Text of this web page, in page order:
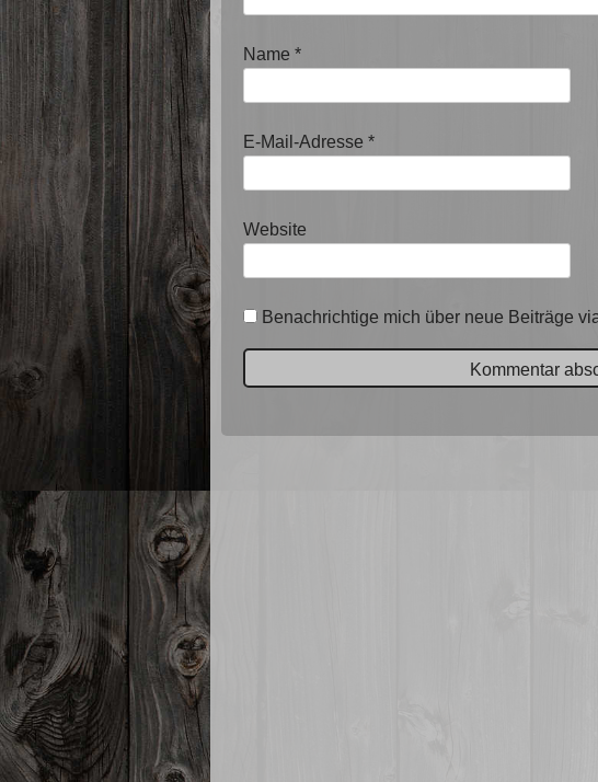
Name *
E-Mail-Adresse *
Website
Benachrichtige mich über neue Beiträge